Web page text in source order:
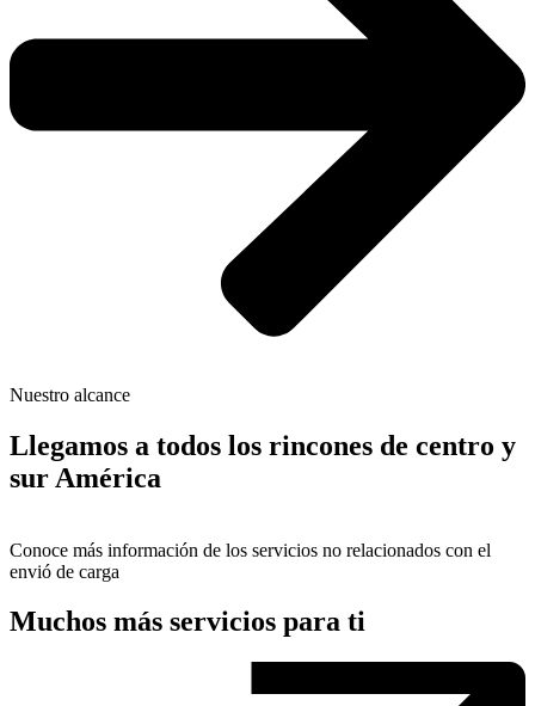
Nuestro alcance
Llegamos a todos los rincones de centro y
sur América
Conoce más información de los servicios no relacionados con el
envió de carga
Muchos más servicios para ti